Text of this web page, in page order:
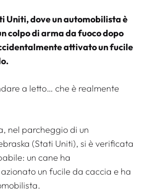
Uniti, dove un automobilista è
colpo di arma da fuoco dopo
attivato un fucile
a letto… che è realmente
nel parcheggio di un
(Stati Uniti), si è verificata
un cane ha
un fucile da caccia e ha